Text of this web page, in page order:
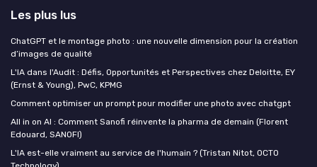
Les plus lus
ChatGPT et le montage photo : une nouvelle dimension pour la création
d’images de qualité
L'IA dans l'Audit : Défis, Opportunités et Perspectives chez Deloitte, EY
(Ernst & Young), PwC, KPMG
Comment optimiser un prompt pour modifier une photo avec chatgpt
All in on AI : Comment Sanofi réinvente la pharma de demain (Florent
Edouard, SANOFI)
L'IA est-elle vraiment au service de l'humain ? (Tristan Nitot, OCTO